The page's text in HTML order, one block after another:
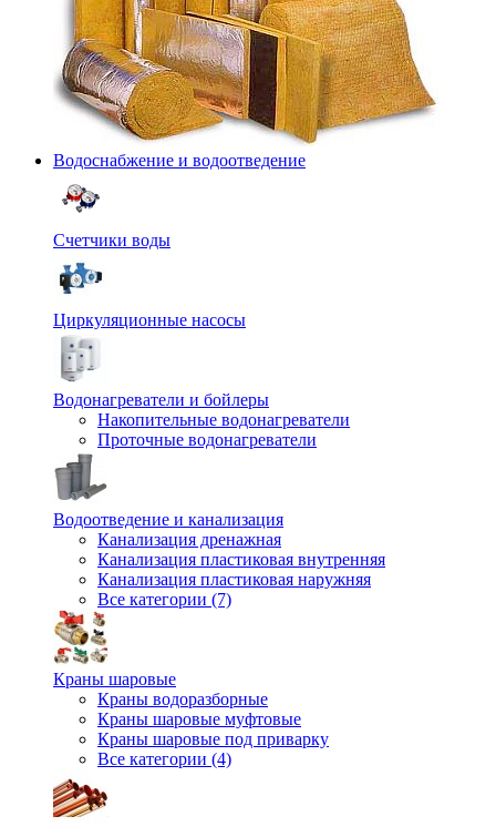
Водоснабжение и водоотведение
Счетчики воды
Циркуляционные насосы
Водонагреватели и бойлеры
Накопительные водонагреватели
Проточные водонагреватели
Водоотведение и канализация
Канализация дренажная
Канализация пластиковая внутренняя
Канализация пластиковая наружняя
Все категории (7)
Краны шаровые
Краны водоразборные
Краны шаровые муфтовые
Краны шаровые под приварку
Все категории (4)